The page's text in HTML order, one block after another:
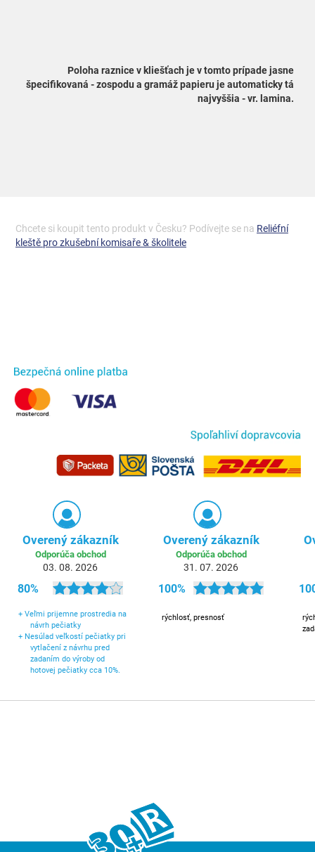
Poloha raznice v kliešťach je v tomto prípade jasne
špecifikovaná - zospodu a gramáž papieru je automaticky tá
najvyššia - vr. lamina.
Chcete si koupit tento produkt v Česku? Podívejte se na Reliéfní
kleště pro zkušební komisaře & školitele
Overený zákazník
Odporúča obchod
03. 08. 2026
80%
+ Veľmi prijemne prostredia na
návrh pečiatky
+ Nesúlad veľkostí pečiatky pri
vytlačení z návrhu pred
zadaním do výroby od
hotovej pečiatky cca 10%.
Overený zákazník
Odporúča obchod
31. 07. 2026
100%
rýchlosť, presnosť